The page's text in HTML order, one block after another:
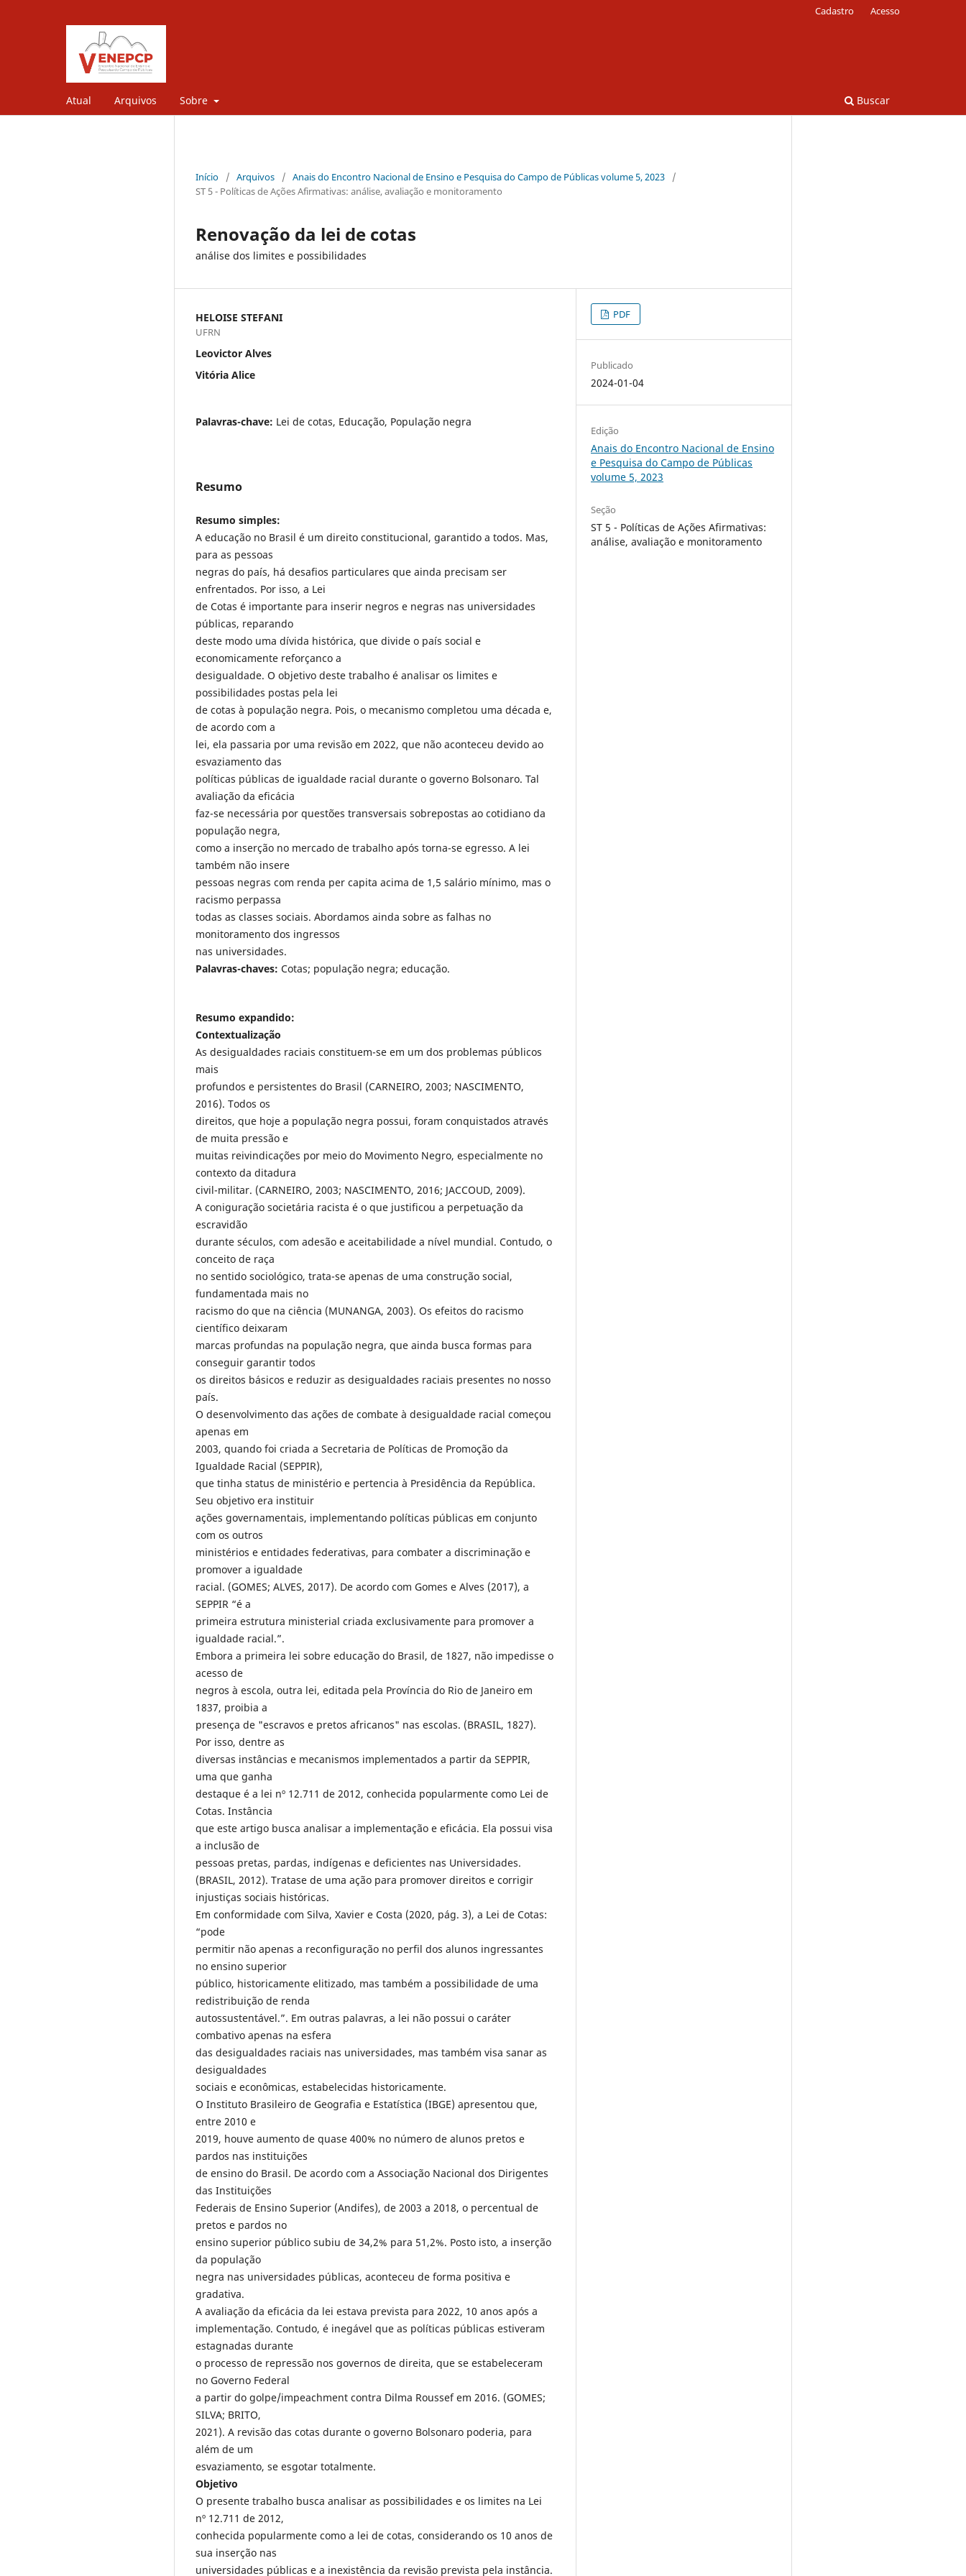
Atual Arquivos Sobre Buscar
Cadastro Acesso
Início / Arquivos / Anais do Encontro Nacional de Ensino e Pesquisa do Campo de Públicas volume 5, 2023
/
ST 5 - Políticas de Ações Afirmativas: análise, avaliação e monitoramento
Renovação da lei de cotas
análise dos limites e possibilidades
HELOISE STEFANI
UFRN
Leovictor Alves
Vitória Alice
Palavras-chave: Lei de cotas, Educação, População negra
Resumo
Resumo simples:
A educação no Brasil é um direito constitucional, garantido a todos. Mas,
para as pessoas
negras do país, há desafios particulares que ainda precisam ser
enfrentados. Por isso, a Lei
de Cotas é importante para inserir negros e negras nas universidades
públicas, reparando
deste modo uma dívida histórica, que divide o país social e
economicamente reforçanco a
desigualdade. O objetivo deste trabalho é analisar os limites e
possibilidades postas pela lei
de cotas à população negra. Pois, o mecanismo completou uma década e,
de acordo com a
lei, ela passaria por uma revisão em 2022, que não aconteceu devido ao
esvaziamento das
políticas públicas de igualdade racial durante o governo Bolsonaro. Tal
avaliação da eficácia
faz-se necessária por questões transversais sobrepostas ao cotidiano da
população negra,
como a inserção no mercado de trabalho após torna-se egresso. A lei
também não insere
pessoas negras com renda per capita acima de 1,5 salário mínimo, mas o
racismo perpassa
todas as classes sociais. Abordamos ainda sobre as falhas no
monitoramento dos ingressos
nas universidades.
Palavras-chaves: Cotas; população negra; educação.
Resumo expandido:
Contextualização
As desigualdades raciais constituem-se em um dos problemas públicos
mais
profundos e persistentes do Brasil (CARNEIRO, 2003; NASCIMENTO,
2016). Todos os
direitos, que hoje a população negra possui, foram conquistados através
de muita pressão e
muitas reivindicações por meio do Movimento Negro, especialmente no
contexto da ditadura
civil-militar. (CARNEIRO, 2003; NASCIMENTO, 2016; JACCOUD, 2009).
A coniguração societária racista é o que justificou a perpetuação da
escravidão
durante séculos, com adesão e aceitabilidade a nível mundial. Contudo, o
conceito de raça
no sentido sociológico, trata-se apenas de uma construção social,
fundamentada mais no
racismo do que na ciência (MUNANGA, 2003). Os efeitos do racismo
científico deixaram
marcas profundas na população negra, que ainda busca formas para
conseguir garantir todos
os direitos básicos e reduzir as desigualdades raciais presentes no nosso
país.
O desenvolvimento das ações de combate à desigualdade racial começou
apenas em
2003, quando foi criada a Secretaria de Políticas de Promoção da
Igualdade Racial (SEPPIR),
que tinha status de ministério e pertencia à Presidência da República.
Seu objetivo era instituir
ações governamentais, implementando políticas públicas em conjunto
com os outros
ministérios e entidades federativas, para combater a discriminação e
promover a igualdade
racial. (GOMES; ALVES, 2017). De acordo com Gomes e Alves (2017), a
SEPPIR “é a
primeira estrutura ministerial criada exclusivamente para promover a
igualdade racial.”.
Embora a primeira lei sobre educação do Brasil, de 1827, não impedisse o
acesso de
negros à escola, outra lei, editada pela Província do Rio de Janeiro em
1837, proibia a
presença de "escravos e pretos africanos" nas escolas. (BRASIL, 1827).
Por isso, dentre as
diversas instâncias e mecanismos implementados a partir da SEPPIR,
uma que ganha
destaque é a lei nº 12.711 de 2012, conhecida popularmente como Lei de
Cotas. Instância
que este artigo busca analisar a implementação e eficácia. Ela possui visa
a inclusão de
pessoas pretas, pardas, indígenas e deficientes nas Universidades.
(BRASIL, 2012). Tratase de uma ação para promover direitos e corrigir
injustiças sociais históricas.
Em conformidade com Silva, Xavier e Costa (2020, pág. 3), a Lei de Cotas:
“pode
permitir não apenas a reconfiguração no perfil dos alunos ingressantes
no ensino superior
público, historicamente elitizado, mas também a possibilidade de uma
redistribuição de renda
autossustentável.”. Em outras palavras, a lei não possui o caráter
combativo apenas na esfera
das desigualdades raciais nas universidades, mas também visa sanar as
desigualdades
sociais e econômicas, estabelecidas historicamente.
O Instituto Brasileiro de Geografia e Estatística (IBGE) apresentou que,
entre 2010 e
2019, houve aumento de quase 400% no número de alunos pretos e
pardos nas instituições
de ensino do Brasil. De acordo com a Associação Nacional dos Dirigentes
das Instituições
Federais de Ensino Superior (Andifes), de 2003 a 2018, o percentual de
pretos e pardos no
ensino superior público subiu de 34,2% para 51,2%. Posto isto, a inserção
da população
negra nas universidades públicas, aconteceu de forma positiva e
gradativa.
A avaliação da eficácia da lei estava prevista para 2022, 10 anos após a
implementação. Contudo, é inegável que as políticas públicas estiveram
estagnadas durante
o processo de repressão nos governos de direita, que se estabeleceram
no Governo Federal
a partir do golpe/impeachment contra Dilma Roussef em 2016. (GOMES;
SILVA; BRITO,
2021). A revisão das cotas durante o governo Bolsonaro poderia, para
além de um
esvaziamento, se esgotar totalmente.
Objetivo
O presente trabalho busca analisar as possibilidades e os limites na Lei
nº 12.711 de 2012,
conhecida popularmente como a lei de cotas, considerando os 10 anos de
sua inserção nas
universidades públicas e a inexistência da revisão prevista pela instância.
PDF
Publicado
2024-01-04
Edição
Anais do Encontro Nacional de Ensino
e Pesquisa do Campo de Públicas
volume 5, 2023
Seção
ST 5 - Políticas de Ações Afirmativas:
análise, avaliação e monitoramento